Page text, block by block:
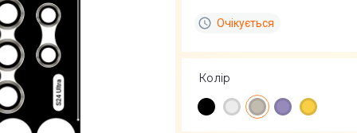
Очікується
Колір